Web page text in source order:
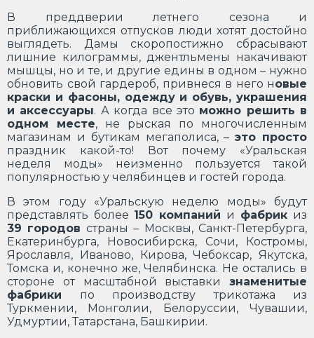
В преддверии летнего сезона и
приближающихся отпусков люди хотят достойно
выглядеть. Дамы скоропостижно сбрасывают
лишние килограммы, джентльмены накачивают
мышцы, но и те, и другие едины в одном – нужно
обновить свой гардероб, привнеся в него новые
краски и фасоны, одежду и обувь, украшения
и аксессуары. А когда все это можно решить в
одном месте, не рыская по многочисленным
магазинам и бутикам мегаполиса, –это просто
праздник какой-то! Вот почему «Уральская
неделя моды» неизменно пользуется такой
популярностью у челябинцев и гостей города.
В этом году «Уральскую неделю моды» будут
представлять более 150 компаний и фабрик из
39 городов страны – Москвы, Санкт-Петербурга,
Екатеринбурга, Новосибирска, Сочи, Костромы,
Ярославля, Иваново, Кирова, Чебоксар, Якутска,
Томска и, конечно же, Челябинска. Не остались в
стороне от масштабной выставки знаменитые
фабрики по производству трикотажа из
Туркмении, Монголии, Белоруссии, Чувашии,
Удмуртии, Татарстана, Башкирии.